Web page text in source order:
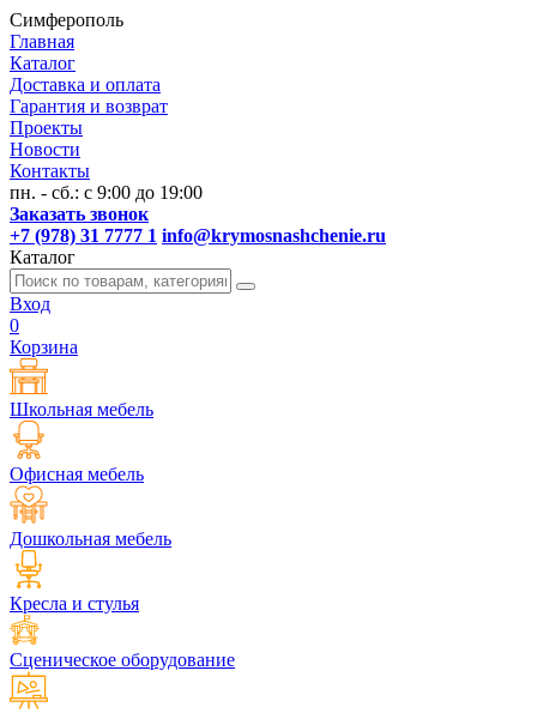
Симферополь
Главная
Каталог
Доставка и оплата
Гарантия и возврат
Проекты
Новости
Контакты
пн. - сб.: с 9:00 до 19:00
Заказать звонок
+7 (978) 31 7777 1 info@krymosnashchenie.ru
Каталог
Вход
0
Корзина
Школьная мебель
Офисная мебель
Дошкольная мебель
Кресла и стулья
Сценическое оборудование